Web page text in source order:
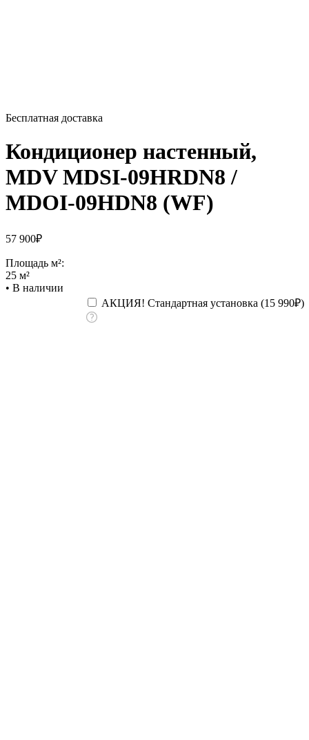
Бесплатная доставка
Кондиционер настенный,
MDV MDSI-09HRDN8 /
MDOI-09HDN8 (WF)
57 900₽
Площадь м²:
25 м²
• В наличии
АКЦИЯ! Стандартная установка (15 990₽)